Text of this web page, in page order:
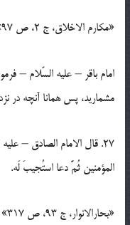
«مكارم الاخلاق، ج 2، ص 97»
امام باقر – عليه السّلام –
مشماريد، پس همانا آنچه در
27. قال الامام الصادق – عليه السّلام – : مَنْ قدَّمَ اربعينَ من
المؤمنين ثُمَّ دعا استُجيبَ لَه.
«بحارالانوار، ج 93، ص 317»